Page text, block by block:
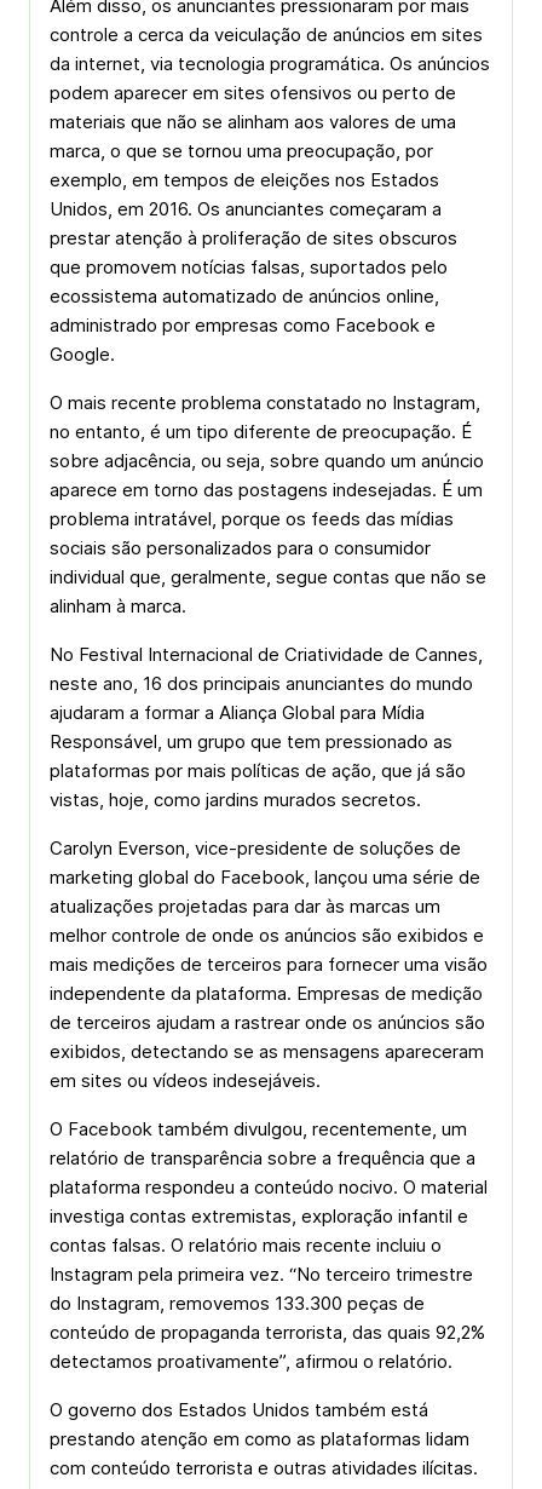
Além disso, os anunciantes pressionaram por mais
controle a cerca da veiculação de anúncios em sites
da internet, via tecnologia programática. Os anúncios
podem aparecer em sites ofensivos ou perto de
materiais que não se alinham aos valores de uma
marca, o que se tornou uma preocupação, por
exemplo, em tempos de eleições nos Estados
Unidos, em 2016. Os anunciantes começaram a
prestar atenção à proliferação de sites obscuros
que promovem notícias falsas, suportados pelo
ecossistema automatizado de anúncios online,
administrado por empresas como Facebook e
Google.
O mais recente problema constatado no Instagram,
no entanto, é um tipo diferente de preocupação. É
sobre adjacência, ou seja, sobre quando um anúncio
aparece em torno das postagens indesejadas. É um
problema intratável, porque os feeds das mídias
sociais são personalizados para o consumidor
individual que, geralmente, segue contas que não se
alinham à marca.
No Festival Internacional de Criatividade de Cannes,
neste ano, 16 dos principais anunciantes do mundo
ajudaram a formar a Aliança Global para Mídia
Responsável, um grupo que tem pressionado as
plataformas por mais políticas de ação, que já são
vistas, hoje, como jardins murados secretos.
Carolyn Everson, vice-presidente de soluções de
marketing global do Facebook, lançou uma série de
atualizações projetadas para dar às marcas um
melhor controle de onde os anúncios são exibidos e
mais medições de terceiros para fornecer uma visão
independente da plataforma. Empresas de medição
de terceiros ajudam a rastrear onde os anúncios são
exibidos, detectando se as mensagens apareceram
em sites ou vídeos indesejáveis.
O Facebook também divulgou, recentemente, um
relatório de transparência sobre a frequência que a
plataforma respondeu a conteúdo nocivo. O material
investiga contas extremistas, exploração infantil e
contas falsas. O relatório mais recente incluiu o
Instagram pela primeira vez. “No terceiro trimestre
do Instagram, removemos 133.300 peças de
conteúdo de propaganda terrorista, das quais 92,2%
detectamos proativamente”, afirmou o relatório.
O governo dos Estados Unidos também está
prestando atenção em como as plataformas lidam
com conteúdo terrorista e outras atividades ilícitas.